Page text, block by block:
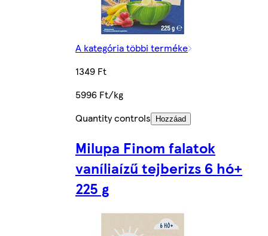
A kategória többi terméke
1349 Ft
5996 Ft/kg
Quantity controls
Hozzáad
Milupa Finom falatok
vaníliaízű tejberizs 6 hó+
225 g